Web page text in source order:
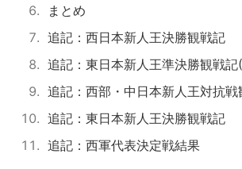
まとめ
追記：西日本新人王決勝観戦記
追記：東日本新人王準決勝観戦
追記：西部・中日本新人王対抗戦
追記：東日本新人王決勝観戦記
追記：西軍代表決定戦結果